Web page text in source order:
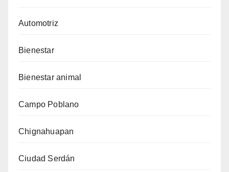
Automotriz
Bienestar
Bienestar animal
Campo Poblano
Chignahuapan
Ciudad Serdán